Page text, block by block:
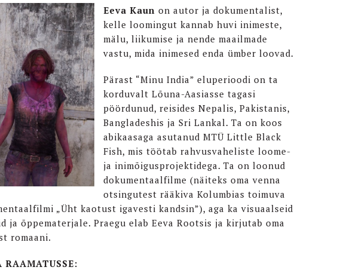
Eeva Kaun on autor ja dokumentalist,
kelle loomingut kannab huvi inimeste,
mälu, liikumise ja nende maailmade
vastu, mida inimesed enda ümber loovad.
Pärast “Minu India” eluperioodi on ta
korduvalt Lõuna-Aasiasse tagasi
pöördunud, reisides Nepalis, Pakistanis,
Bangladeshis ja Sri Lankal. Ta on koos
abikaasaga asutanud MTÜ Little Black
Fish, mis töötab rahvusvaheliste loome-
ja inimõigusprojektidega. Ta on loonud
dokumentaalfilme (näiteks oma venna
otsingutest rääkiva Kolumbias toimuva
„Üht kaotust igavesti kandsin”), aga ka visuaalseid
ja õppematerjale. Praegu elab Eeva Rootsis ja kirjutab oma
romaani.